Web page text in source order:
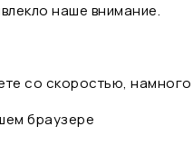
наше внимание.
со скоростью,
браузере